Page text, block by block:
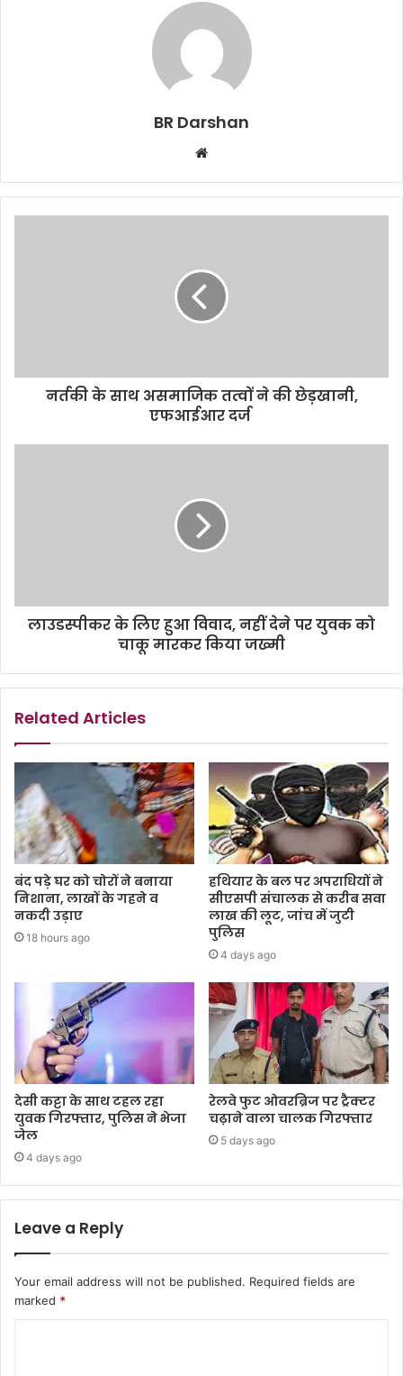
BR Darshan
b
s
e
नर्तकी के साथ असमाजिक तत्वों ने की छेड़खानी,
एफआईआर दर्ज
लाउडस्पीकर के लिए हुआ विवाद, नहीं देने पर युवक को
चाकू मारकर किया जख्मी
Related Articles
बंद पड़े घर को चोरों ने बनाया
निशाना, लाखों के गहने व
नकदी उड़ाए
18 hours ago
हथियार के बल पर अपराधियों ने
सीएसपी संचालक से करीब सवा
लाख की लूट, जांच में जुटी
पुलिस
4 days ago
देसी कट्टा के साथ टहल रहा
युवक गिरफ्तार, पुलिस ने भेजा
जेल
4 days ago
रेलवे फुट ओवरब्रिज पर ट्रैक्टर
चढ़ाने वाला चालक गिरफ्तार
5 days ago
Leave a Reply
Your email address will not be published. Required fields are
marked *